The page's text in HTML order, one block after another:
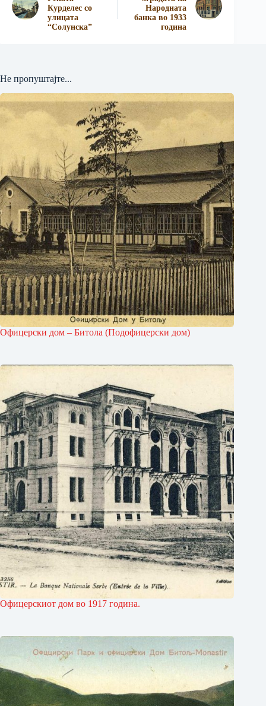
Курделес со
улицата
“Солунска”
Народната
банка во 1933
година
Не пропуштајте...
Офицерски дом – Битола (Подофицерски дом)
Офицерскиот дом во 1917 година.